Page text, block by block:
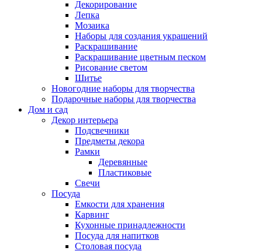
Декорирование
Лепка
Мозаика
Наборы для создания украшений
Раскрашивание
Раскрашивание цветным песком
Рисование светом
Шитье
Новогодние наборы для творчества
Подарочные наборы для творчества
Дом и сад
Декор интерьера
Подсвечники
Предметы декора
Рамки
Деревянные
Пластиковые
Свечи
Посуда
Емкости для хранения
Карвинг
Кухонные принадлежности
Посуда для напитков
Столовая посуда